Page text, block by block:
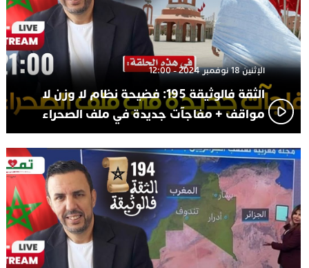
الإثنين 18 نوفمبر 2024 - 12:00
الثقة فالوثيقة 195: فضيحة نظام لا وزن لا
مواقف + مفاجآت جديدة في ملف الصحراء